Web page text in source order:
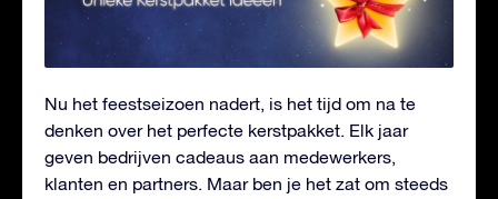
Nu het feestseizoen nadert, is het tijd om na te
denken over het perfecte kerstpakket. Elk jaar
geven bedrijven cadeaus aan medewerkers,
klanten en partners. Maar ben je het zat om steeds